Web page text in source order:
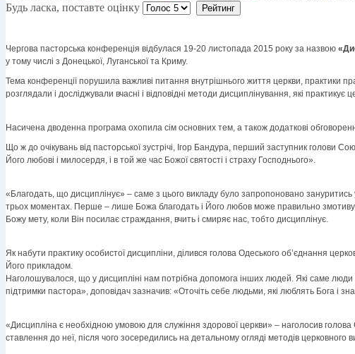
Будь ласка, поставте оцінку
Чергова пасторська конференція відбулася 19-20 листопада 2015 року за назвою
у тому числі з Донецької, Луганської та Криму.
Тема конференції порушила важливі питання внутрішнього життя церкви, практики
розглядали і досліджували вчасні і відповідні методи дисциплінування, які
Насичена дводенна програма охопила сім основних тем, а також додаткові
Що ж до очікувань від пасторської зустрічі, Ігор Бандура, перший заступник голови
Його любові і милосердя, і в той же час Божої святості і страху Господнього».
«Благодать, що дисциплінує» – саме з цього викладу було запропоновано зануритись
трьох моментах. Перше – лише Божа благодать і Його любов може правильно
Божу мету, коли Він посилає страждання, вчить і смиряє нас, тобто дисциплінує.
Як набути практику особистої дисципліни, ділився голова Одеського об’єднання
Його прикладом.
Наголошувалося, що у дисципліні нам потрібна допомога інших людей. Які саме
підтримки пастора», доповідач зазначив: «Оточіть себе людьми, які люблять Бога і
«Дисципліна є необхідною умовою для служіння здорової церкви» – наголосив
ставлення до неї, після чого зосередились на детальному огляді методів церковного